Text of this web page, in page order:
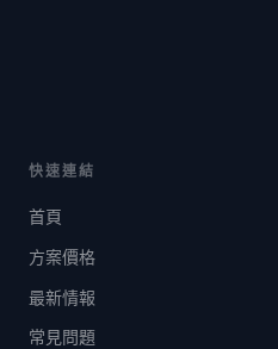
快速連結
首頁
方案價格
最新情報
常見問題